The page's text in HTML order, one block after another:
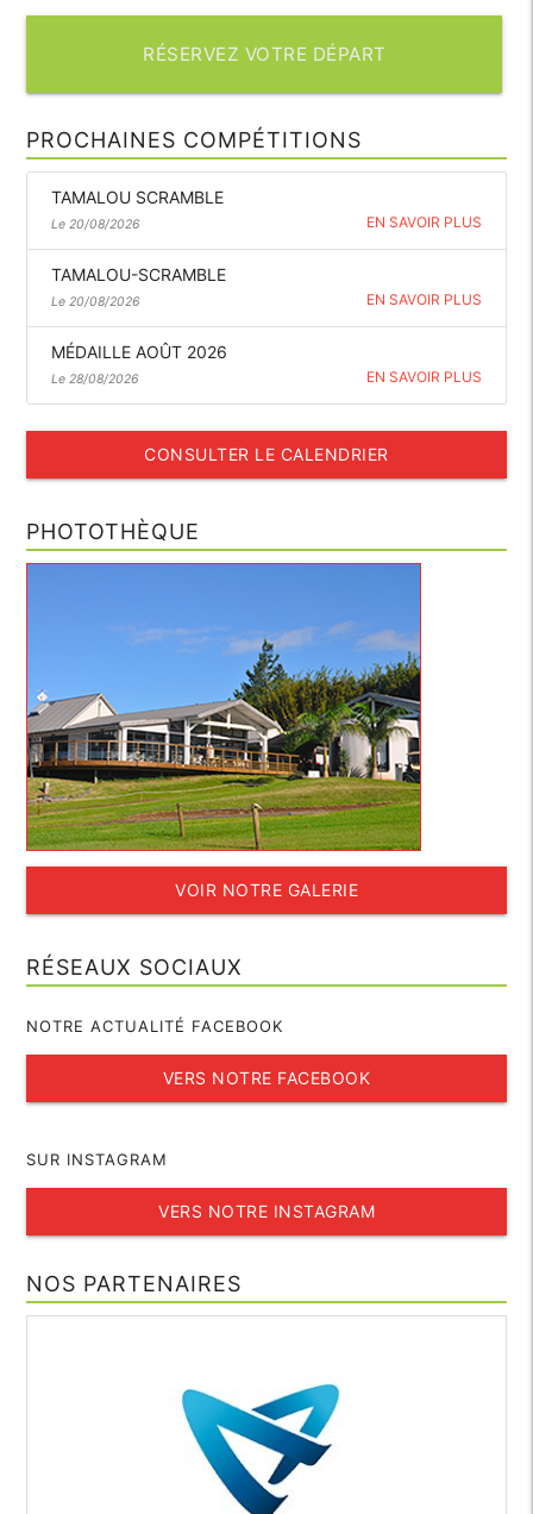
RÉSERVEZ VOTRE DÉPART
PROCHAINES COMPÉTITIONS
TAMALOU SCRAMBLE
Le 20/08/2026 EN SAVOIR PLUS
TAMALOU-SCRAMBLE
Le 20/08/2026 EN SAVOIR PLUS
MÉDAILLE AOÛT 2026
Le 28/08/2026 EN SAVOIR PLUS
CONSULTER LE CALENDRIER
PHOTOTHÈQUE
VOIR NOTRE GALERIE
RÉSEAUX SOCIAUX
NOTRE ACTUALITÉ FACEBOOK
VERS NOTRE FACEBOOK
SUR INSTAGRAM
VERS NOTRE INSTAGRAM
NOS PARTENAIRES